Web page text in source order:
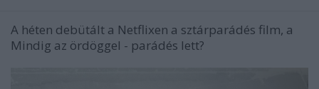
A héten debütált a Netflixen a sztárparádés film, a
Mindig az ördöggel - parádés lett?